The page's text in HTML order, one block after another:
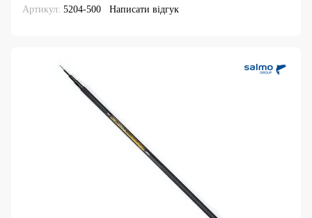
Артикул: 5204-500 Написати відгук